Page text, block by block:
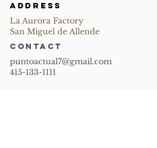
ADDRESS
La Aurora Factory
San Miguel de Allende
CONTACT
puntoactual7@gmail.com
415-133-1111